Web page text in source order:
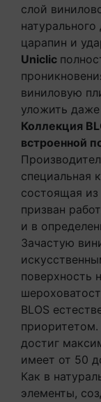
слой
царапин и
Uniclic
виниловую
уложить
Коллекция
встроенной
специальная
состоящая
призван
и в
Зачастую
поверхность
BLOS
достиг
имеет от 50
Как в
элементы,